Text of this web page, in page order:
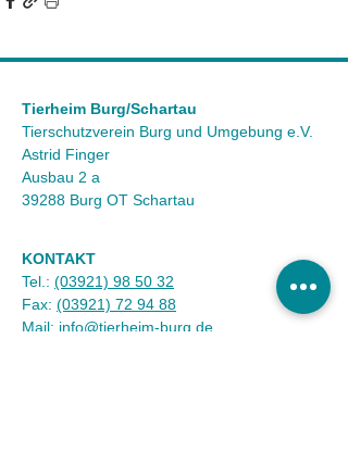
Tierheim Burg/Schartau
Tierschutzverein Burg und Umgebung e.V.
Astrid Finger
Ausbau 2 a
39288 Burg OT Schartau
KONTAKT
Tel.: (03921) 98 50 32
Fax: (03921) 72 94 88
Mail: info@tierheim-burg.de